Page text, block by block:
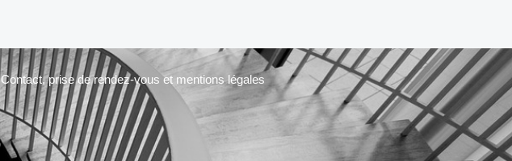
Contact, prise de rendez-vous et mentions légales